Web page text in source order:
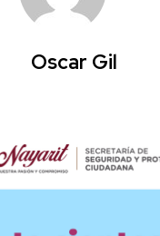
Oscar Gil